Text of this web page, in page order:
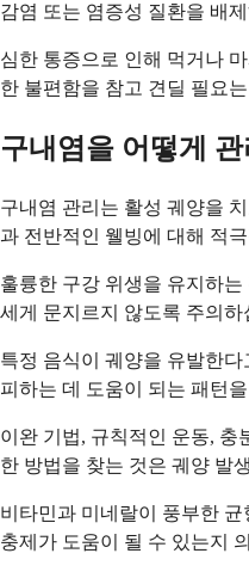
감염 또는 염증성 질환을 배
심한 통증으로 인해 먹거나
한 불편함을 참고 견딜 필요
구내염을 어떻게
구내염 관리는 활성 궤양을
과 전반적인 웰빙에 대해 적
훌륭한 구강 위생을 유지하
세게 문지르지 않도록 주의
특정 음식이 궤양을 유발한
피하는 데 도움이 되는 패턴
이완 기법, 규칙적인 운동, 충
한 방법을 찾는 것은 궤양 발
비타민과 미네랄이 풍부한
충제가 도움이 될 수 있는지